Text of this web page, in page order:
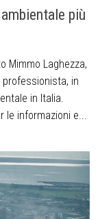
più
Mimmo Laghezza,
in
in Italia.
informazioni e...